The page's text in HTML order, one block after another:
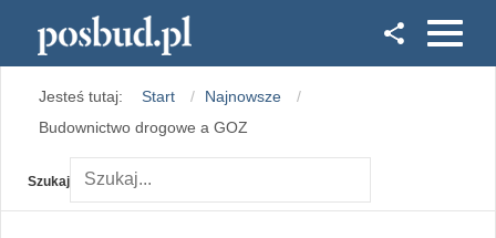
Instagram
Jesteś tutaj: Start
Najnowsze
Budownictwo drogowe a GOZ
Szukaj